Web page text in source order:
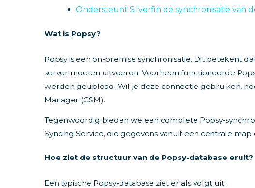
Ondersteunt Silverfin de synchronisatie van
Wat is Popsy?
Popsy is een on-premise synchronisatie. Dit betekent
server moeten uitvoeren. Voorheen functioneerde
werden geüpload. Wil je deze connectie gebruiken,
Manager (CSM).
Tegenwoordig bieden we een complete Popsy-
Syncing Service, die gegevens vanuit een centrale
Hoe ziet de structuur van de Popsy-database eruit?
Een typische Popsy-database ziet er als volgt uit: